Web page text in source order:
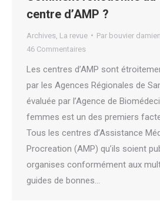
centre d’AMP ?
Archives La revue Par bouvier damien
46 Commentaires
Les centres d’AMP sont
par les Agences Régionales de
évaluée par l’Agence de
femmes est un des premiers
Tous les centres d’Assistance
Procreation (AMP) qu’ils soient
organises conformément aux
guides de bonnes…